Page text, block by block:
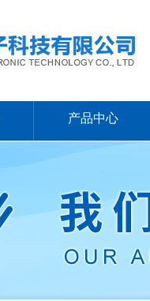
产品中心